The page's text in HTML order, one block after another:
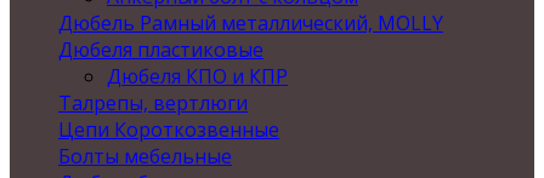
Дюбель Рамный металлический, MOLLY
Дюбеля пластиковые
Дюбеля КПО и КПР
Талрепы, вертлюги
Цепи Короткозвенные
Болты мебельные